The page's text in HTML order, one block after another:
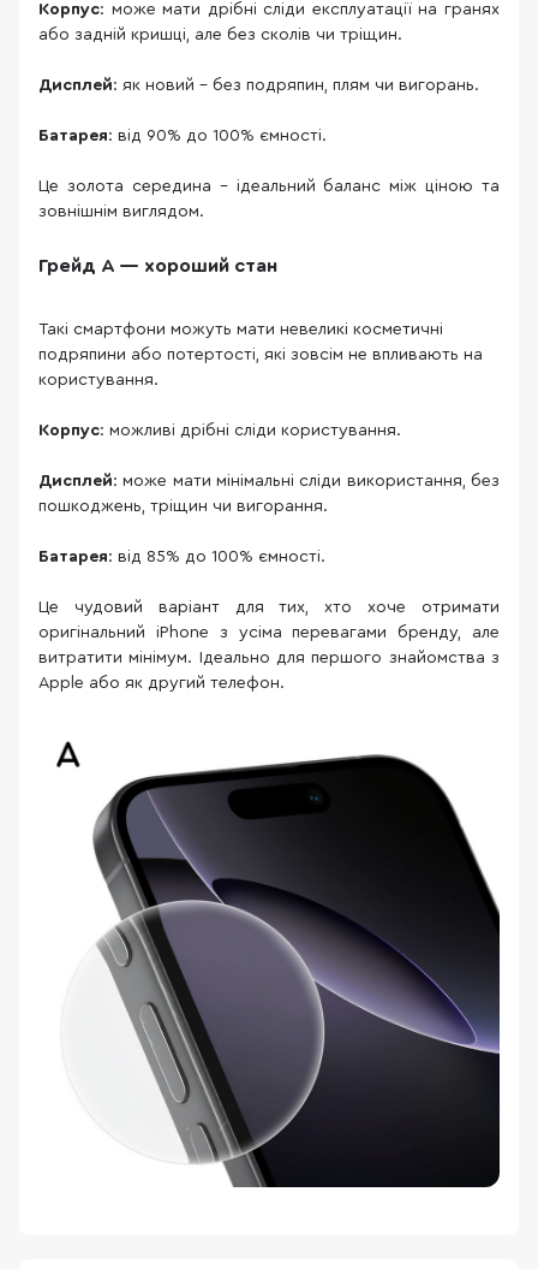
Корпус: може мати дрібні сліди експлуатації на гранях
або задній кришці, але без сколів чи тріщин.
Дисплей: як новий – без подряпин, плям чи вигорань.
Батарея: від 90% до 100% ємності.
Це золота середина – ідеальний баланс між ціною та
зовнішнім виглядом.
Грейд A — хороший стан
Такі смартфони можуть мати невеликі косметичні
подряпини або потертості, які зовсім не впливають на
користування.
Корпус: можливі дрібні сліди користування.
Дисплей: може мати мінімальні сліди використання, без
пошкоджень, тріщин чи вигорання.
Батарея: від 85% до 100% ємності.
Це чудовий варіант для тих, хто хоче отримати
оригінальний iPhone з усіма перевагами бренду, але
витратити мінімум. Ідеально для першого знайомства з
Apple або як другий телефон.